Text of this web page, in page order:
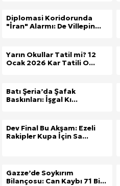
Diplomasi Koridorunda
"İran" Alarmı: De Villepin...
Yarın Okullar Tatil mi? 12
Ocak 2026 Kar Tatili O...
Batı Şeria’da Şafak
Baskınları: İşgal Kı...
Dev Final Bu Akşam: Ezeli
Rakipler Kupa İçin Sa...
Gazze’de Soykırım
Bilançosu: Can Kaybı 71 Bi...